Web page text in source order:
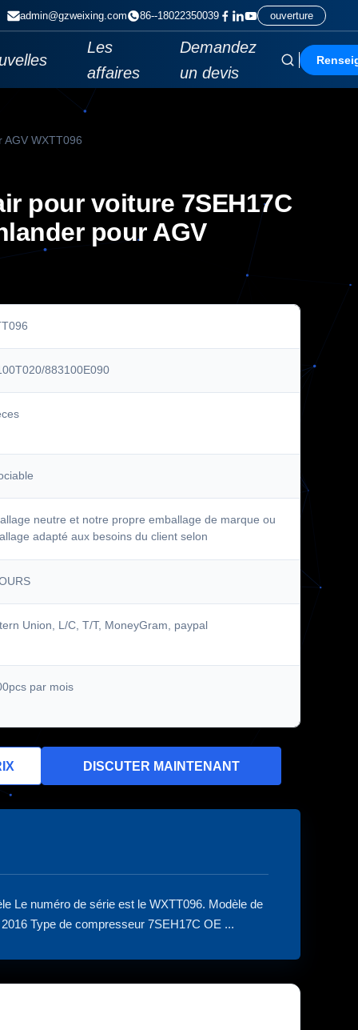
admin@gzweixing.com 86--18022350039 ouverture
Les
affaires
Demandez
un devis
WXTT096
pour voiture 7SEH17C
pour AGV
883100E090
neutre et notre propre emballage de marque ou
adapté aux besoins du client selon
Union, L/C, T/T, MoneyGram, paypal
par mois
DISCUTER MAINTENANT
Le numéro de série est le WXTT096. Modèle de
Type de compresseur 7SEH17C OE ...